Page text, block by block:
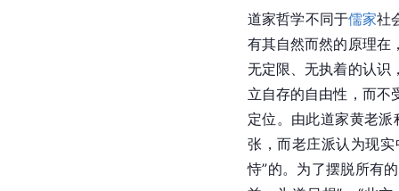
道家哲学不同于儒家社
有其自然而然的原理在
无定限 、无执着的认
立自存的自由性，而不
定位。由此道家黄老派
张，而老庄派认为现
恃”的。为了摆脱所有